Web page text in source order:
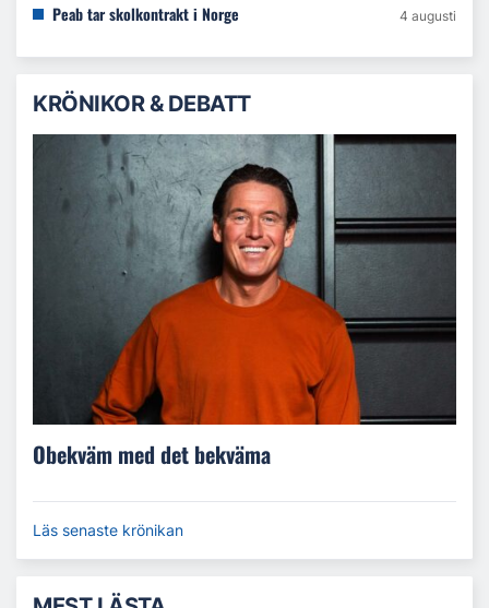
Peab tar skolkontrakt i Norge 4 augusti
KRÖNIKOR & DEBATT
Obekväm med det bekväma
Läs senaste krönikan